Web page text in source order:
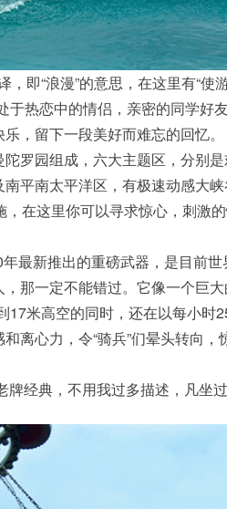
，即“浪漫”的意思，在这里有“使
于热恋中的情侣，亲密的同学好
，留下一段美好而难忘的回忆。
罗园组成，六大主题区，分别
平南太平洋区，有极速动感大
在这里你可以寻求惊心，刺激
最新推出的重磅武器，是目前
那一定不能错过。它像一个巨
17米高空的同时，还在以每小时
离心力，令“骑兵”们晕头转向，
牌经典，不用我过多描述，凡坐